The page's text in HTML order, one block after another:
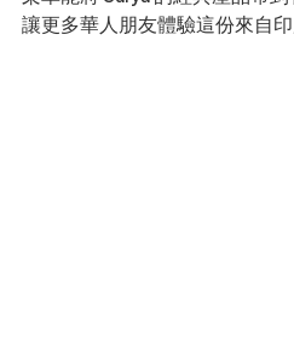
讓更多華人朋友體驗這份來自印